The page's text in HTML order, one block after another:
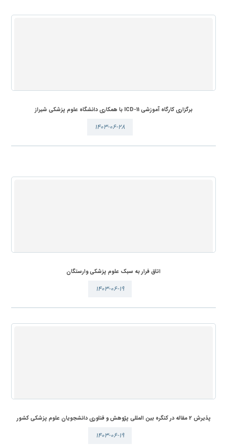
برگزاری کارگاه آموزشی ICD-11 با همکاری دانشگاه علوم پزشکی شیراز
۱۴۰۳-۰۶-۲۸
اتاق فرار به سبک علوم پزشکی وارستگان
۱۴۰۳-۰۶-۱۹
پذیرش 2 مقاله در کنگره بین المللی پژوهش و فناوری دانشجویان علوم پزشکی کشور
۱۴۰۳-۰۶-۱۹